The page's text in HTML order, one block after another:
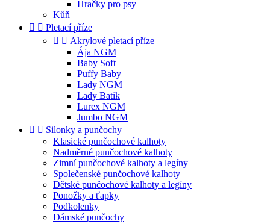
Hračky pro psy
Kůň
  Pletací příze
  Akrylové pletací příze
Ája NGM
Baby Soft
Puffy Baby
Lady NGM
Lady Batik
Lurex NGM
Jumbo NGM
  Silonky a punčochy
Klasické punčochové kalhoty
Nadměrné punčochové kalhoty
Zimní punčochové kalhoty a legíny
Společenské punčochové kalhoty
Dětské punčochové kalhoty a legíny
Ponožky a ťapky
Podkolenky
Dámské punčochy